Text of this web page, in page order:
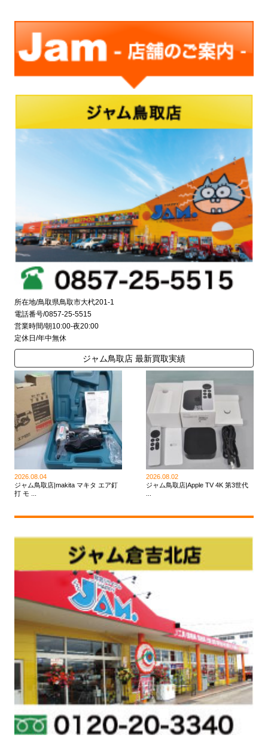
所在地/鳥取県鳥取市大杙201-1
電話番号/0857-25-5515
営業時間/朝10:00-夜20:00
定休日/年中無休
ジャム鳥取店 最新買取実績
2026.08.04
ジャム鳥取店|makita マキタ エア釘
打 モ ...
2026.08.02
ジャム鳥取店|Apple TV 4K 第3世代